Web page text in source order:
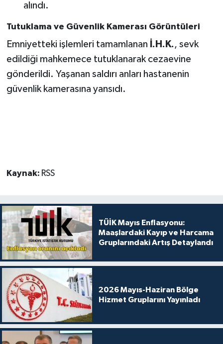
alındı.
Tutuklama ve Güvenlik Kamerası Görüntüleri
Emniyetteki işlemleri tamamlanan İ.H.K., sevk
edildiği mahkemece tutuklanarak cezaevine
gönderildi. Yaşanan saldırı anları hastanenin
güvenlik kamerasına yansıdı.
Kaynak: RSS
TÜİK Mayıs Enflasyonu:
Maaşlardaki Kayıp ve Harcama
Gruplarındaki Artış Detaylandı
2026 Mayıs-Haziran Bölge
Hizmet Gruplarını Yayınladı